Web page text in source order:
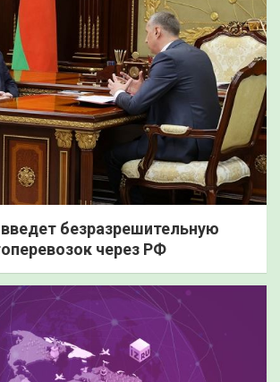
безразрешительную
через РФ